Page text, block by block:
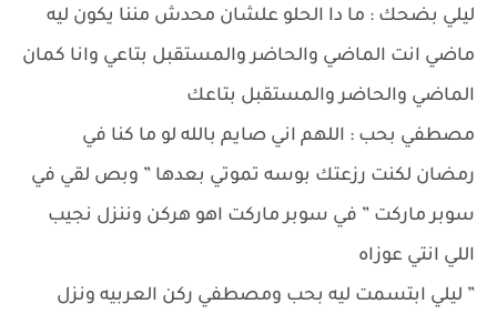
ليلي بضحك : ما دا الحلو علشان محدش مننا يكون ليه
ماضي انت الماضي والحاضر والمستقبل بتاعي وانا كمان
الماضي والحاضر والمستقبل بتاعك
مصطفي بحب : اللهم اني صايم بالله لو ما كنا في
رمضان لكنت رزعتك بوسه تموتي بعدها ” وبص لقي في
سوبر ماركت ” في سوبر ماركت اهو هركن وننزل نجيب
اللي انتي عوزاه
” ليلي ابتسمت ليه بحب ومصطفي ركن العربيه ونزل